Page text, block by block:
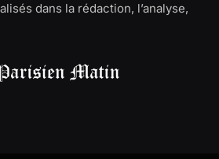
dans la rédaction, l’analyse,